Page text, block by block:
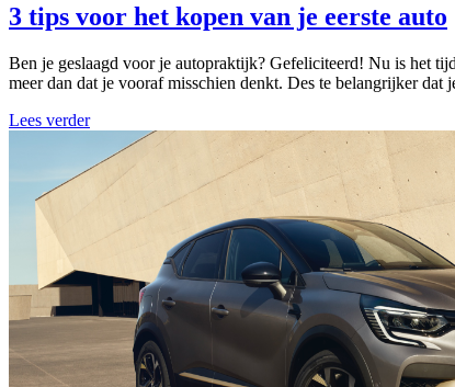
3 tips voor het kopen van je eerste auto
Ben je geslaagd voor je autopraktijk? Gefeliciteerd! Nu is het
meer dan dat je vooraf misschien denkt. Des te belangrijker
Lees verder